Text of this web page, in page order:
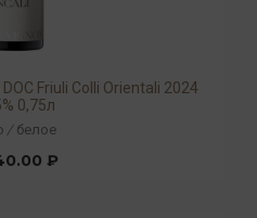
Friuli Colli Orientali 2024
0,75л
/ белое
₽